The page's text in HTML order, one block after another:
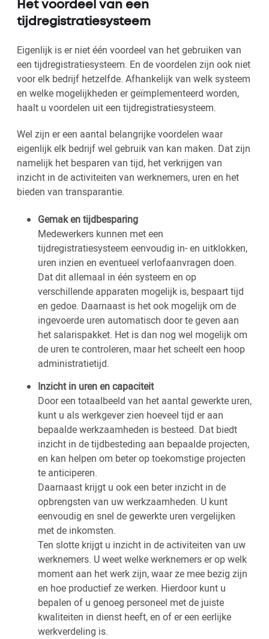
Het voordeel van een
tijdregistratiesysteem
Eigenlijk is er niet één voordeel van het gebruiken van
een tijdregistratiesysteem. En de voordelen zijn ook niet
voor elk bedrijf hetzelfde. Afhankelijk van welk systeem
en welke mogelijkheden er geïmplementeerd worden,
haalt u voordelen uit een tijdregistratiesysteem.
Wel zijn er een aantal belangrijke voordelen waar
eigenlijk elk bedrijf wel gebruik van kan maken. Dat zijn
namelijk het besparen van tijd, het verkrijgen van
inzicht in de activiteiten van werknemers, uren en het
bieden van transparantie.
Gemak en tijdbesparing
Medewerkers kunnen met een
tijdregistratiesysteem eenvoudig in- en uitklokken,
uren inzien en eventueel verlofaanvragen doen.
Dat dit allemaal in één systeem en op
verschillende apparaten mogelijk is, bespaart tijd
en gedoe. Daarnaast is het ook mogelijk om de
ingevoerde uren automatisch door te geven aan
het salarispakket. Het is dan nog wel mogelijk om
de uren te controleren, maar het scheelt een hoop
administratietijd.
Inzicht in uren en capaciteit
Door een totaalbeeld van het aantal gewerkte uren,
kunt u als werkgever zien hoeveel tijd er aan
bepaalde werkzaamheden is besteed. Dat biedt
inzicht in de tijdbesteding aan bepaalde projecten,
en kan helpen om beter op toekomstige projecten
te anticiperen.
Daarnaast krijgt u ook een beter inzicht in de
opbrengsten van uw werkzaamheden. U kunt
eenvoudig en snel de gewerkte uren vergelijken
met de inkomsten.
Ten slotte krijgt u inzicht in de activiteiten van uw
werknemers. U weet welke werknemers er op welk
moment aan het werk zijn, waar ze mee bezig zijn
en hoe productief ze werken. Hierdoor kunt u
bepalen of u genoeg personeel met de juiste
kwaliteiten in dienst heeft, en of er een eerlijke
werkverdeling is.